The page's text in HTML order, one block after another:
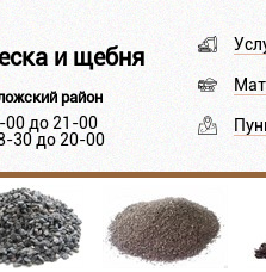
и щебня
район
00 до 21-00
30 до 20-00